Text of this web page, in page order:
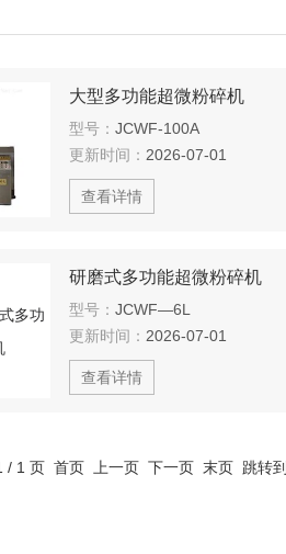
大型多功能超微粉碎机
型号： JCWF-100A
更新时间： 2026-07-01
查看详情
研磨式多功能超微粉碎机
型号： JCWF—6L
更新时间： 2026-07-01
查看详情
/ 1 页 首页 上一页 下一页 末页 跳转